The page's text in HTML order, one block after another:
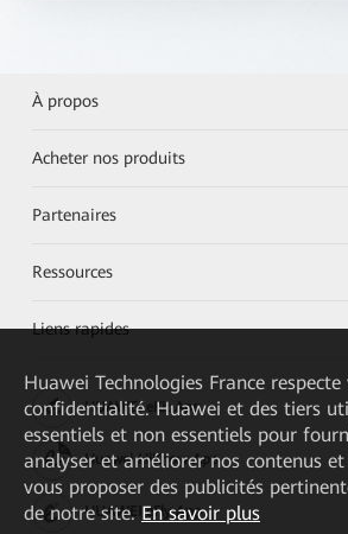
À propos
Acheter nos produits
Partenaires
Ressources
Liens rapides
HUAWEI eKit App
Huawei HiKnow App
HUAWEI eFly App
Huawei Technologies France
confidentialité. Huawei et des tiers
essentiels et non essentiels pour
analyser et améliorer nos contenus
vous proposer des publicités
de notre site. En savoir plus